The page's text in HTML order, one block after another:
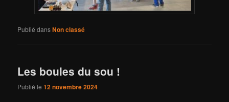
Publié dansNon classé
Les boules du sou !
Publié le12 novembre 2024